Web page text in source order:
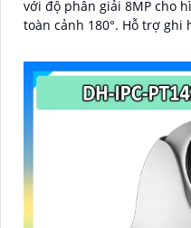
với độ phân giải 8MP cho
toàn cảnh 180°. Hỗ trợ ghi hình ban đêm vượt trội với
ràng, cùng khe cắm thẻ
trữ dài hạn, thiết kế
nguồn POE